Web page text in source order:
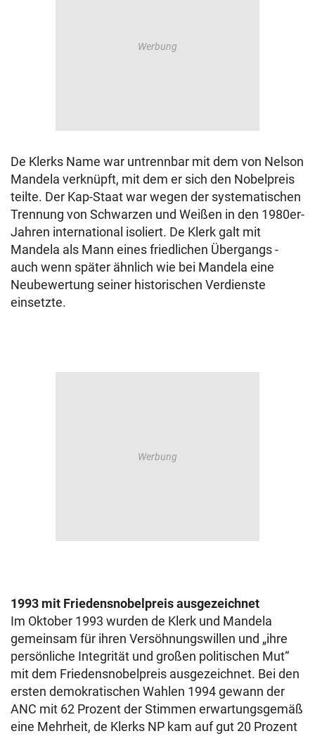
De Klerks Name war untrennbar mit dem von Nelson
Mandela verknüpft, mit dem er sich den Nobelpreis
teilte. Der Kap-Staat war wegen der systematischen
Trennung von Schwarzen und Weißen in den 1980er-
Jahren international isoliert. De Klerk galt mit
Mandela als Mann eines friedlichen Übergangs -
auch wenn später ähnlich wie bei Mandela eine
Neubewertung seiner historischen Verdienste
einsetzte.
1993 mit Friedensnobelpreis ausgezeichnet
Im Oktober 1993 wurden de Klerk und Mandela
gemeinsam für ihren Versöhnungswillen und „ihre
persönliche Integrität und großen politischen Mut“
mit dem Friedensnobelpreis ausgezeichnet. Bei den
ersten demokratischen Wahlen 1994 gewann der
ANC mit 62 Prozent der Stimmen erwartungsgemäß
eine Mehrheit, de Klerks NP kam auf gut 20 Prozent